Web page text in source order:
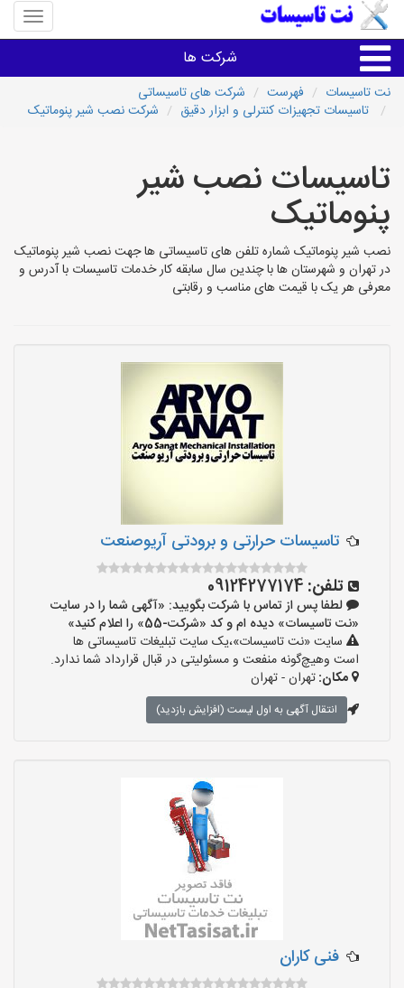
منوی
سایت
شرکت ها
خدمات تاسیسات ساختمان
خدمات تاسیسات ساختمان
تاسیساتی های شهرها
نت تاسیسات فهرست
شرکت های تاسیساتی
تاسیسات تجهیزات کنترلی و ابزار دقیق
شرکت نصب شیر پنوماتیک
تاسیسات نصب شیر
پنوماتیک
نصب شیر پنوماتیک شماره تلفن های تاسیساتی ها جهت نصب شیر پنوماتیک
در تهران و شهرستان ها با چندین سال سابقه کار خدمات تاسیسات با آدرس و
معرفی هر یک با قیمت های مناسب و رقابتی
تاسیسات حرارتی و برودتی آریوصنعت
تلفن: 09124277174
لطفا پس از تماس با شرکت بگویید: «آگهی شما را در سایت
«نت تاسیسات» دیده ام و کد «شرکت-55» را اعلام کنید»
سایت «نت تاسیسات»،یک سایت تبلیغات تاسیساتی ها
است وهیچ‌گونه منفعت و مسئولیتی در قبال قرارداد شما ندارد.
مکان:تهران - تهران
انتقال آگهی به اول لیست (افزایش بازدید)
فنی کاران